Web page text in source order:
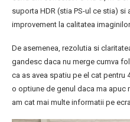
suporta HDR (stia PS-ul ce stia)
improvement la calitatea
De asemenea, rezolutia si
gandesc daca nu merge cumva
ca as avea spatiu pe el cat pentru
o optiune de genul daca ma apuc
am cat mai multe informatii pe